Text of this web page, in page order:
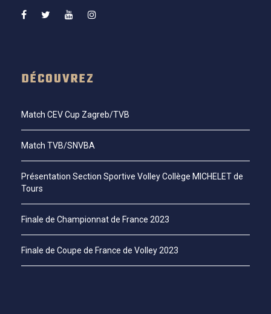
DÉCOUVREZ
Match CEV Cup Zagreb/TVB
Match TVB/SNVBA
Présentation Section Sportive Volley Collège MICHELET de
Tours
Finale de Championnat de France 2023
Finale de Coupe de France de Volley 2023